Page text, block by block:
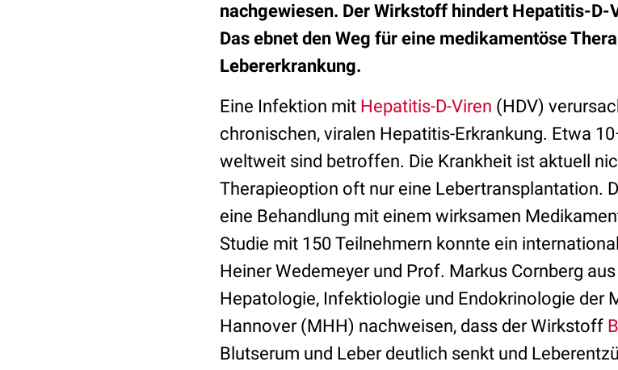
nachgewiesen. Der Wirkstoff hindert Hepatitis-D-
Das ebnet den Weg für eine medikamentöse
Lebererkrankung.
Eine Infektion mit Hepatitis-D-Viren (HDV)
chronischen, viralen Hepatitis-Erkrankung. Etwa
weltweit sind betroffen. Die Krankheit ist aktuell
Therapieoption oft nur eine Lebertransplantation.
eine Behandlung mit einem wirksamen
Studie mit 150 Teilnehmern konnte ein
Heiner Wedemeyer und Prof. Markus Cornberg
Hepatologie, Infektiologie und Endokrinologie der
Hannover (MHH) nachweisen, dass der Wirkstoff
Blutserum und Leber deutlich senkt und